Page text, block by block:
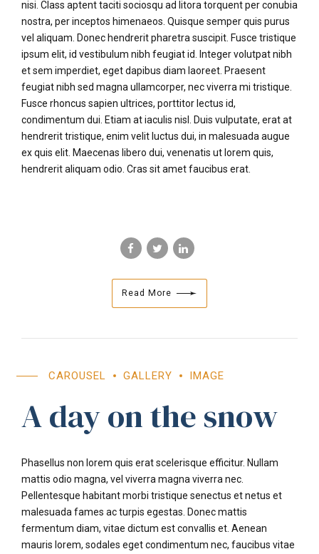
nisi. Class aptent taciti sociosqu ad litora torquent per conubia
nostra, per inceptos himenaeos. Quisque semper quis purus
vel aliquam. Donec hendrerit pharetra suscipit. Fusce tristique
ipsum elit, id vestibulum nibh feugiat id. Integer volutpat nibh
et sem imperdiet, eget dapibus diam laoreet. Praesent
feugiat nibh sed magna ullamcorper, nec viverra mi tristique.
Fusce rhoncus sapien ultrices, porttitor lectus id,
condimentum dui. Etiam at iaculis nisl. Duis vulputate, erat at
hendrerit tristique, enim velit luctus dui, in malesuada augue
ex quis elit. Maecenas libero dui, venenatis ut lorem quis,
hendrerit aliquam odio. Cras sit amet faucibus erat.
Read More
CAROUSEL GALLERY IMAGE
A day on the snow
Phasellus non lorem quis erat scelerisque efficitur. Nullam
mattis odio magna, vel viverra magna viverra nec.
Pellentesque habitant morbi tristique senectus et netus et
malesuada fames ac turpis egestas. Donec mattis
fermentum diam, vitae dictum est convallis et. Aenean
mauris lorem, sodales eget condimentum nec, faucibus vitae